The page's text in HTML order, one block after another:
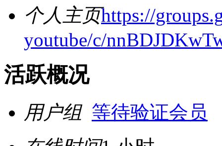
个人主页https://
youtube/c/
活跃概况
用户组 等待验证会员